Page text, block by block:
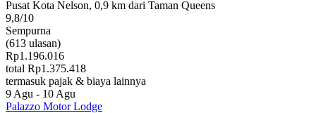
Pusat Kota Nelson, 0,9 km dari Taman Queens
9,8/10
Sempurna
(613 ulasan)
Rp1.196.016
total Rp1.375.418
termasuk pajak & biaya lainnya
9 Agu - 10 Agu
Palazzo Motor Lodge